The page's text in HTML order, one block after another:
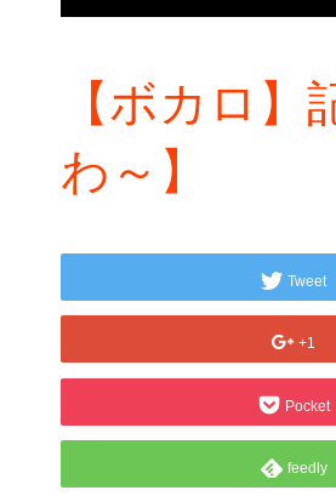
【ボカロ
わ～】
Tweet
+1
Pocket
feedly